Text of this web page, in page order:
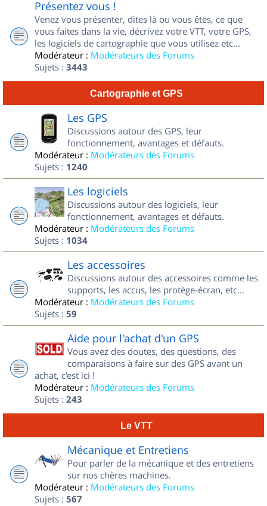
Présentez vous !
Venez vous présenter, dites là ou vous êtes, ce que
vous faites dans la vie, décrivez votre VTT, votre GPS,
les logiciels de cartographie que vous utilisez etc...
Modérateur : Modérateurs des Forums
Sujets : 3443
Cartographie et GPS
Les GPS
Discussions autour des GPS, leur
fonctionnement, avantages et défauts.
Modérateur : Modérateurs des Forums
Sujets : 1240
Les logiciels
Discussions autour des logiciels, leur
fonctionnement, avantages et défauts.
Modérateur : Modérateurs des Forums
Sujets : 1034
Les accessoires
Discussions autour des accessoires comme les
supports, les accus, les protège-écran, etc...
Modérateur : Modérateurs des Forums
Sujets : 59
Aide pour l'achat d'un GPS
Vous avez des doutes, des questions, des
comparaisons à faire sur des GPS avant un
achat, c'est ici !
Modérateur : Modérateurs des Forums
Sujets : 243
Le VTT
Mécanique et Entretiens
Pour parler de la mécanique et des entretiens
sur nos chères machines.
Modérateur : Modérateurs des Forums
Sujets : 567